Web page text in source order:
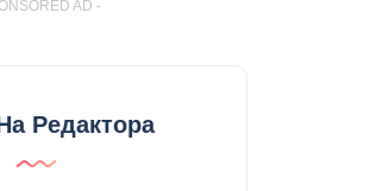
AD -
Редактора